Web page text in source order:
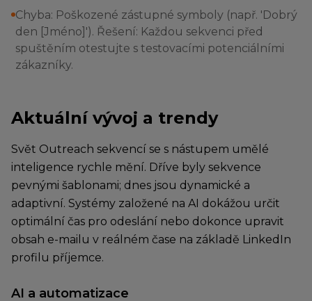
Chyba: Poškozené zástupné symboly (např. 'Dobrý
den [Jméno]'). Řešení: Každou sekvenci před
spuštěním otestujte s testovacími potenciálními
zákazníky.
Aktuální vývoj a trendy
Svět Outreach sekvencí se s nástupem umělé
inteligence rychle mění. Dříve byly sekvence
pevnými šablonami; dnes jsou dynamické a
adaptivní. Systémy založené na AI dokážou určit
optimální čas pro odeslání nebo dokonce upravit
obsah e-mailu v reálném čase na základě LinkedIn
profilu příjemce.
AI a automatizace